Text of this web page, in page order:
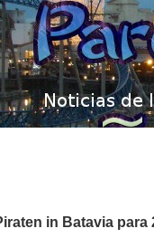
in Batavia para